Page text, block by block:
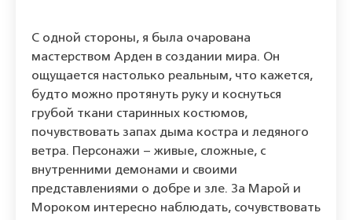
С одной стороны, я была очарована
мастерством Арден в создании мира. Он
ощущается настолько реальным, что кажется,
будто можно протянуть руку и коснуться
грубой ткани старинных костюмов,
почувствовать запах дыма костра и ледяного
ветра. Персонажи – живые, сложные, с
внутренними демонами и своими
представлениями о добре и зле. За Марой и
Мороком интересно наблюдать, сочувствовать